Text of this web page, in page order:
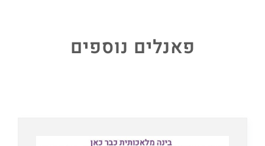
פאנלים נוספים